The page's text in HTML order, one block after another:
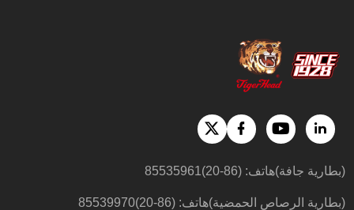
(بطارية جافة)هاتف: (86-20)85535961
(بطارية الرصاص الحمضية)هاتف: (86-20)85539970